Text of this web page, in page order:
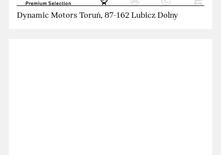
Dynamic Motors Toruń, 87-162 Lubicz Dolny